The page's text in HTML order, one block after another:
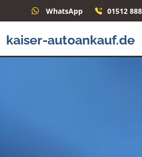
WhatsApp 01512
kaiser-autoankauf.de